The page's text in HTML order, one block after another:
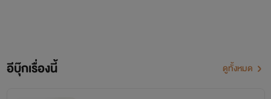
อีบุ๊กเรื่องนี้ ดูทั้งหมด